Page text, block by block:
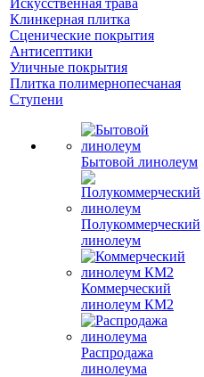
Клинкерная плитка
Сценические покрытия
Антисептики
Уличные покрытия
Плитка полимернопесчаная
Ступени
Бытовой линолеум
Полукоммерческий
линолеум
Коммерческий
линолеум КМ2
Распродажа
линолеума